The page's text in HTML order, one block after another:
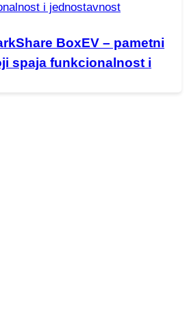
BoxEV – pametni
spaja funkcionalnost i